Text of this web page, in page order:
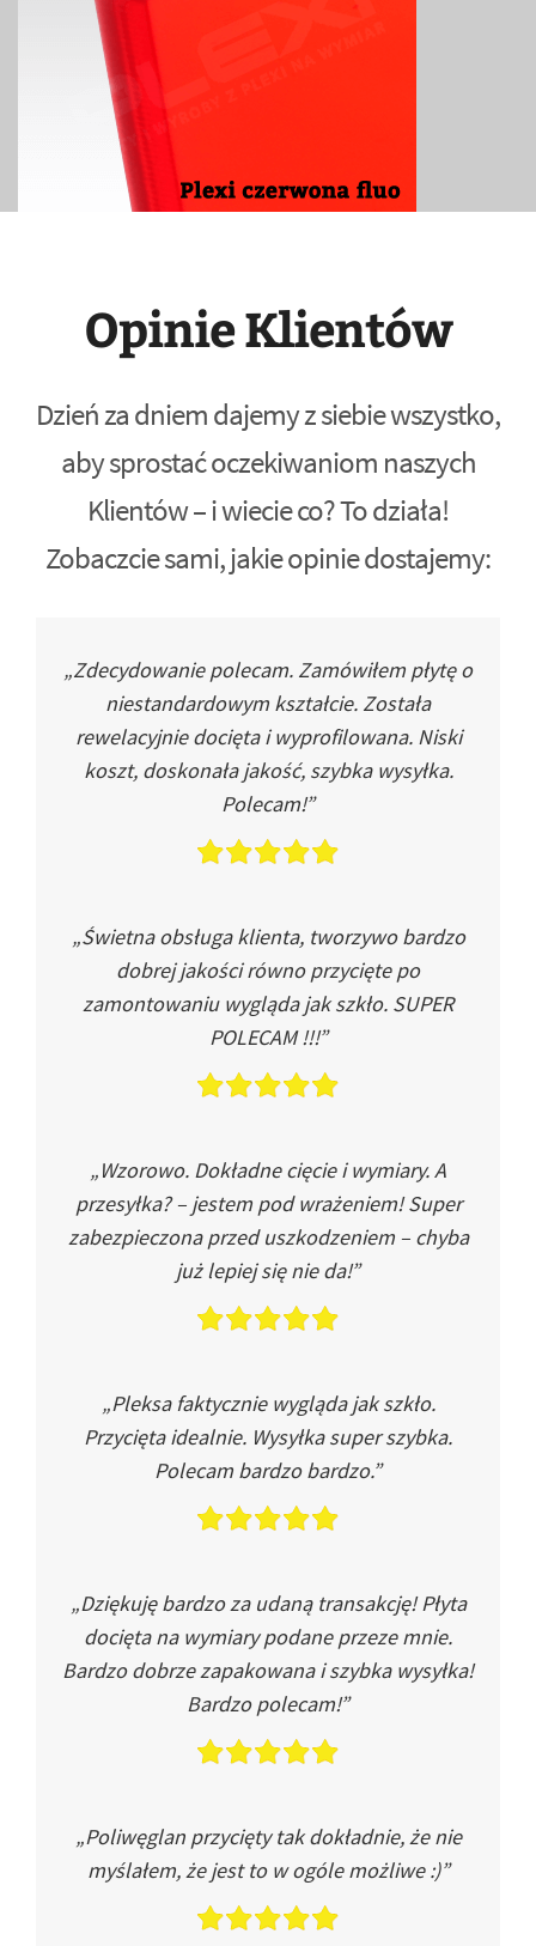
Opinie Klientów
Dzień za dniem dajemy z siebie wszystko,
aby sprostać oczekiwaniom naszych
Klientów – i wiecie co? To działa!
Zobaczcie sami, jakie opinie dostajemy:
„Zdecydowanie polecam. Zamówiłem płytę o
niestandardowym kształcie. Została
rewelacyjnie docięta i wyprofilowana. Niski
koszt, doskonała jakość, szybka wysyłka.
Polecam!”
„Świetna obsługa klienta, tworzywo bardzo
dobrej jakości równo przycięte po
zamontowaniu wygląda jak szkło. SUPER
POLECAM !!!”
„Wzorowo. Dokładne cięcie i wymiary. A
przesyłka? – jestem pod wrażeniem! Super
zabezpieczona przed uszkodzeniem – chyba
już lepiej się nie da!”
„Pleksa faktycznie wygląda jak szkło.
Przycięta idealnie. Wysyłka super szybka.
Polecam bardzo bardzo.”
„Dziękuję bardzo za udaną transakcję! Płyta
docięta na wymiary podane przeze mnie.
Bardzo dobrze zapakowana i szybka wysyłka!
Bardzo polecam!”
„Poliwęglan przycięty tak dokładnie, że nie
myślałem, że jest to w ogóle możliwe :)”